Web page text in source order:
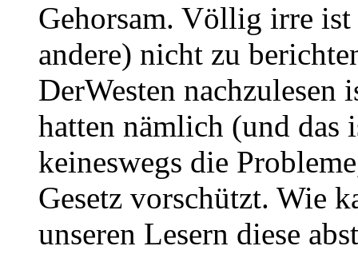
Gehorsam. Völlig irre ist
andere) nicht zu
DerWesten
hatten nämlich (und das
keineswegs die
Gesetz vorschützt. Wie
unseren Lesern diese